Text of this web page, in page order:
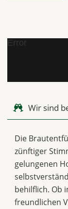
Error
Wir sind
Die
zünftiger
gelungenen
behilflich. Ob
freundlichen